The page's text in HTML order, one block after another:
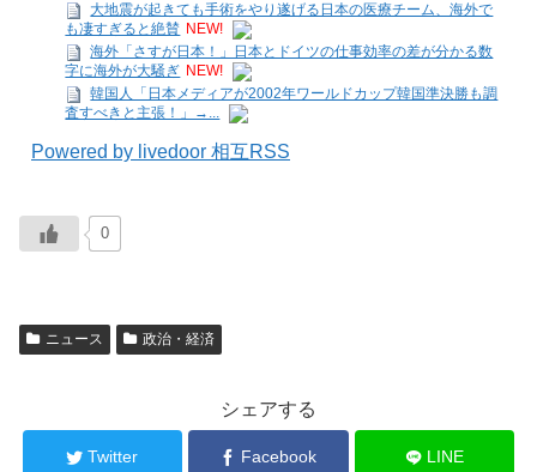
大地震が起きても手術をやり遂げる日本の医療チーム、海外で
も凄すぎると絶賛 NEW!
海外「さすが日本！」日本とドイツの仕事効率の差が分かる数
字に海外が大騒ぎ NEW!
韓国人「日本メディアが2002年ワールドカップ韓国準決勝も調
査すべきと主張！」→...
Powered by livedoor 相互RSS
0
ニュース 政治・経済
シェアする
Twitter Facebook LINE